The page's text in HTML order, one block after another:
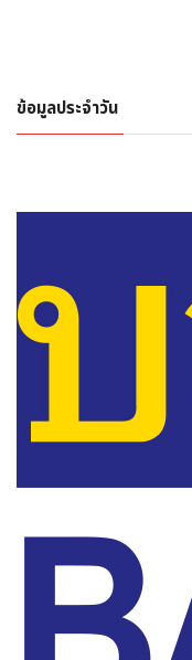
ข้อมูลประจำวัน